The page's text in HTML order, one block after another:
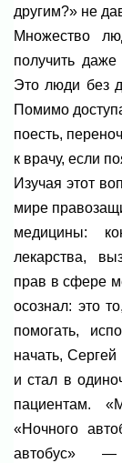
другим?» не
Множество
получить
Это люди без
Помимо
поесть,
к врачу, если
Изучая этот
мире
медицины:
лекарства,
прав в сфере
осознал: это
помогать,
начать, Сергей
и стал в
пациентам.
«Ночного
автобус» —